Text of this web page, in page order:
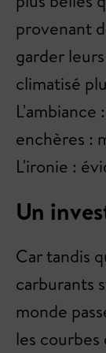
provenant
garder
climatisé
enchères :
L'ironie :
Un
Car tandis
carburants
monde
les